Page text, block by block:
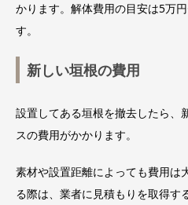
かります。解体費用の目安は5万
す。
新しい垣根の費用
設置してある垣根を撤去したら、
スの費用がかかります。
素材や設置距離によっても費用は
る際は、業者に見積もりを取得す